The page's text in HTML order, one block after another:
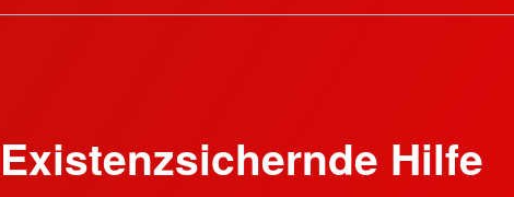
Existenzsichernde Hilfe